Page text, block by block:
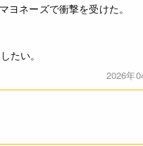
、鶏舎内または屋外におい
マゴを使用しています。
ネーズで衝撃を受けた。
たい。
2026年